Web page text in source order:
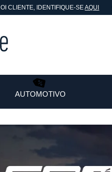
OICLIENTE, IDENTIFIQUE-SEAQUI
AUTOMOTIVO